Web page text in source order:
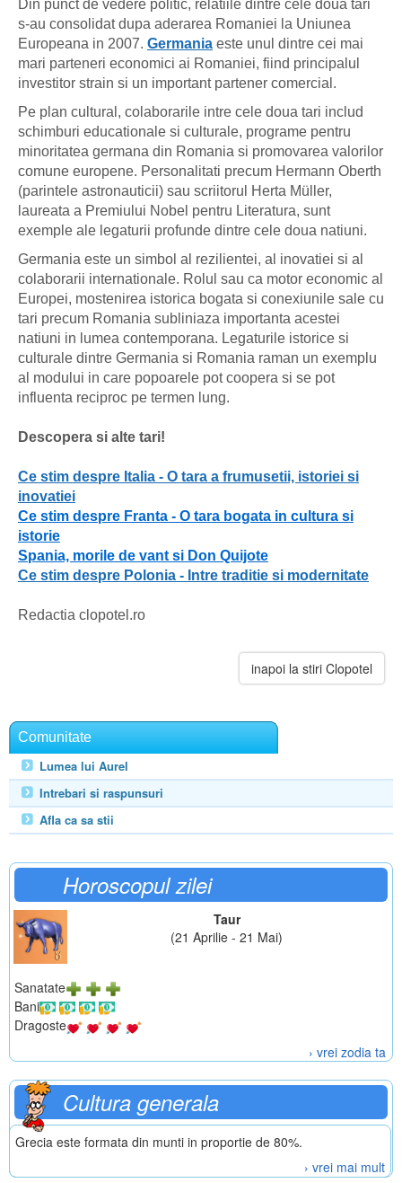
Din punct de vedere politic, relatiile dintre cele doua tari
s-au consolidat dupa aderarea Romaniei la Uniunea
Europeana in 2007. Germania este unul dintre cei mai
mari parteneri economici ai Romaniei, fiind principalul
investitor strain si un important partener comercial.
Pe plan cultural, colaborarile intre cele doua tari includ
schimburi educationale si culturale, programe pentru
minoritatea germana din Romania si promovarea valorilor
comune europene. Personalitati precum Hermann Oberth
(parintele astronauticii) sau scriitorul Herta Müller,
laureata a Premiului Nobel pentru Literatura, sunt
exemple ale legaturii profunde dintre cele doua natiuni.
Germania este un simbol al rezilientei, al inovatiei si al
colaborarii internationale. Rolul sau ca motor economic al
Europei, mostenirea istorica bogata si conexiunile sale cu
tari precum Romania subliniaza importanta acestei
natiuni in lumea contemporana. Legaturile istorice si
culturale dintre Germania si Romania raman un exemplu
al modului in care popoarele pot coopera si se pot
influenta reciproc pe termen lung.
Descopera si alte tari!
Ce stim despre Italia - O tara a frumusetii, istoriei si
inovatiei
Ce stim despre Franta - O tara bogata in cultura si
istorie
Spania, morile de vant si Don Quijote
Ce stim despre Polonia - Intre traditie si modernitate
Redactia clopotel.ro
inapoi la stiri Clopotel
Comunitate
Lumea lui Aurel
Intrebari si raspunsuri
Afla ca sa stii
Horoscopul zilei
Taur
(21 Aprilie - 21 Mai)
Sanatate
Bani
Dragoste
› vrei zodia ta
Cultura generala
Grecia este formata din munti in proportie de 80%.
› vrei mai mult